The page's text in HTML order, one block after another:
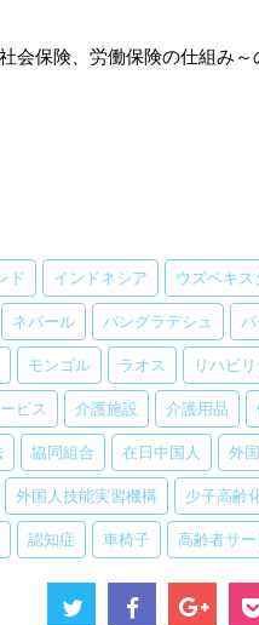
会保険、労働保険の仕組み～
ド インドネシア ウズベキス
ネパール バングラデシュ
モンゴル ラオス リハビ
ビス 介護施設 介護用品
協同組合 在日中国人 外
外国人技能実習機構 少子高齢
認知症 車椅子 高齢者サー